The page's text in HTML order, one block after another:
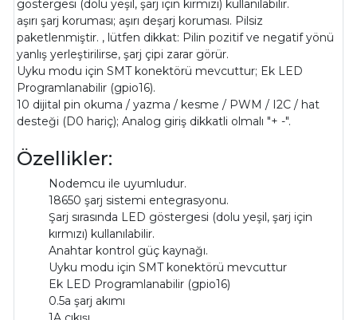
göstergesi (dolu yeşil, şarj için kırmızı) kullanılabilir.
aşırı şarj koruması; aşırı deşarj koruması. Pilsiz
paketlenmiştir. , lütfen dikkat: Pilin pozitif ve negatif yönü
yanlış yerleştirilirse, şarj çipi zarar görür.
Uyku modu için SMT konektörü mevcuttur; Ek LED
Programlanabilir (gpio16).
10 dijital pin okuma / yazma / kesme / PWM / I2C / hat
desteği (D0 hariç); Analog giriş dikkatli olmalı "+ -".
Özellikler:
Nodemcu ile uyumludur.
18650 şarj sistemi entegrasyonu.
Şarj sırasında LED göstergesi (dolu yeşil, şarj için
kırmızı) kullanılabilir.
Anahtar kontrol güç kaynağı.
Uyku modu için SMT konektörü mevcuttur
Ek LED Programlanabilir (gpio16)
0.5a şarj akımı